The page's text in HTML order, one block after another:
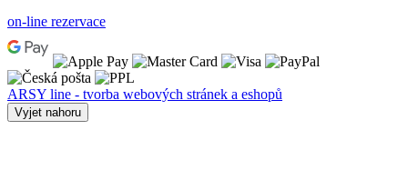
on-line rezervace
ARSY line - tvorba webových stránek a eshopů
Vyjet nahoru